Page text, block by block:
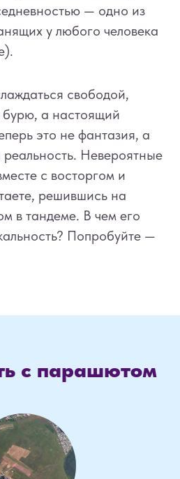
— одно из
у любого человека
свободой,
а настоящий
это не фантазия, а
Невероятные
с восторгом и
решившись на
в тандеме. В чем его
Попробуйте —
с парашютом